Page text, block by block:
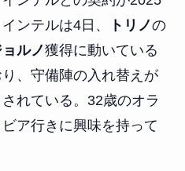
ンテルは4日、
トリノの
ルノ獲得に動いている
、守備陣の入れ替えが
れている。32歳のオラ
ア行きに興味を持って